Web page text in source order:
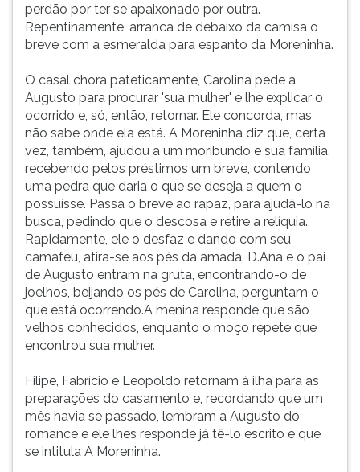
perdão por ter se apaixonado por outra.
Repentinamente, arranca de debaixo da camisa o
breve com a esmeralda para espanto da Moreninha.
O casal chora pateticamente, Carolina pede a
Augusto para procurar 'sua mulher' e lhe explicar o
ocorrido e, só, então, retornar. Ele concorda, mas
não sabe onde ela está. A Moreninha diz que, certa
vez, também, ajudou a um moribundo e sua família,
recebendo pelos préstimos um breve, contendo
uma pedra que daria o que se deseja a quem o
possuísse. Passa o breve ao rapaz, para ajudá-lo na
busca, pedindo que o descosa e retire a relíquia.
Rapidamente, ele o desfaz e dando com seu
camafeu, atira-se aos pés da amada. D.Ana e o pai
de Augusto entram na gruta, encontrando-o de
joelhos, beijando os pés de Carolina, perguntam o
que está ocorrendo.A menina responde que são
velhos conhecidos, enquanto o moço repete que
encontrou sua mulher.
Filipe, Fabrício e Leopoldo retornam à ilha para as
preparações do casamento e, recordando que um
mês havia se passado, lembram a Augusto do
romance e ele lhes responde já tê-lo escrito e que
se intitula A Moreninha.